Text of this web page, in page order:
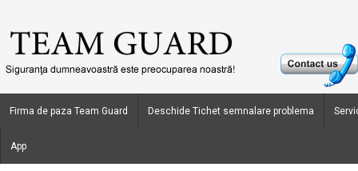
Firma de paza Team Guard Deschide Tichet semnalare problema
App